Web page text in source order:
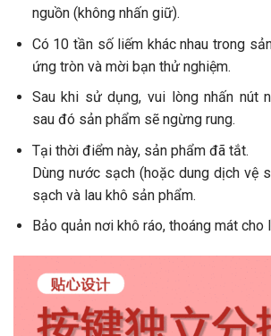
nguồn (không nhấn giữ).
Có 10 tần số liếm khác nhau trong
ứng tròn và mời bạn thử nghiệm.
Sau khi sử dụng, vui lòng nhấn nút
sau đó sản phẩm sẽ ngừng rung.
Tại thời điểm này, sản phẩm đã tắt.
Dùng nước sạch (hoặc dung dịch vệ
sạch và lau khô sản phẩm.
Bảo quản nơi khô ráo, thoáng mát cho